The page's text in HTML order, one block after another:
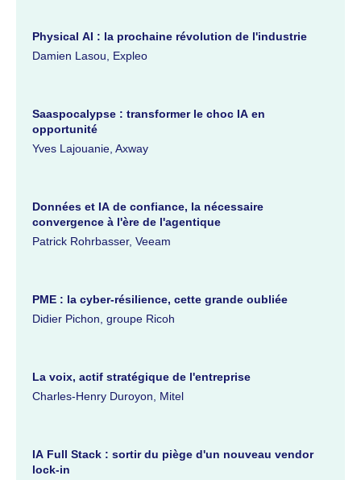
Physical AI : la prochaine révolution de l'industrie
Damien Lasou, Expleo
Saaspocalypse : transformer le choc IA en
opportunité
Yves Lajouanie, Axway
Données et IA de confiance, la nécessaire
convergence à l'ère de l'agentique
Patrick Rohrbasser, Veeam
PME : la cyber-résilience, cette grande oubliée
Didier Pichon, groupe Ricoh
La voix, actif stratégique de l'entreprise
Charles-Henry Duroyon, Mitel
IA Full Stack : sortir du piège d'un nouveau vendor
lock-in